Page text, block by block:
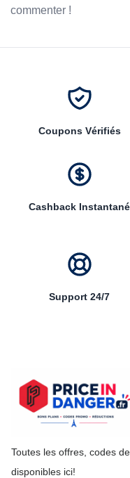
commenter !
Coupons Vérifiés
Cashback Instantané
Support 24/7
Toutes les offres, codes
disponibles ici!